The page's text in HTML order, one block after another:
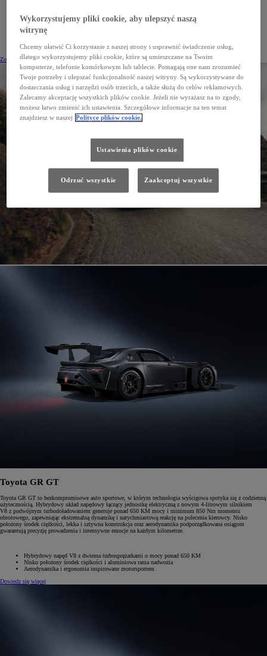
Silnik 1.6 Turbo 280 KM
Selektor trybów jazdy: Eco, Normal lub Sport
Skrzynie biegów: 6-stopniowa manualna lub 8-stopniowa automatyczna GAZOO Racing Direct
Zobacz cennik(Opens in new window) Dowiedz się więcej
Toyota GR GT
Toyota GR GT to bezkompromisowe auto sportowe, w którym technologia wyścigowa spotyka się z codzienną
użytecznością. Hybrydowy układ napędowy łączący jednostkę elektryczną z nowym 4-litrowym silnikiem
V8 z podwójnym turbodoładowaniem generuje ponad 650 KM mocy i minimum 850 Nm momentu
obrotowego, zapewniając ekstremalną dynamikę i natychmiastową reakcję na polecenia kierowcy. Nisko
położony środek ciężkości, lekka i sztywna konstrukcja oraz aerodynamika podporządkowana osiągom
gwarantują precyzję prowadzenia i intensywne emocje na każdym kilometrze.
Hybrydowy napęd V8 z dwiema turbosprężarkami o mocy ponad 650 KM
Nisko położony środek ciężkości i aluminiowa rama nadwozia
Aerodynamika i ergonomia inspirowane motorsportem
Dowiedz się więcej
Wykorzystujemy pliki cookie, aby ulepszyć naszą
witrynę
Chcemy ułatwić Ci korzystanie z naszej strony i usprawnić świadczenie usług,
dlatego wykorzystujemy pliki cookie, które są umieszczane na Twoim
komputerze, telefonie komórkowym lub tablecie. Pomagają one nam zrozumieć
Twoje potrzeby i ulepszać funkcjonalność naszej witryny. Są wykorzystywane do
dostarczania usług i narzędzi osób trzecich, a także służą do celów reklamowych.
Zalecamy akceptację wszystkich plików cookie. Jeżeli nie wyrażasz na to zgody,
możesz łatwo zmienić ich ustawienia. Szczegółowe informacje na ten temat
znajdziesz w naszej Polityce plików cookie.
Ustawienia plików cookie
Odrzuć wszystkie Zaakceptuj wszystkie